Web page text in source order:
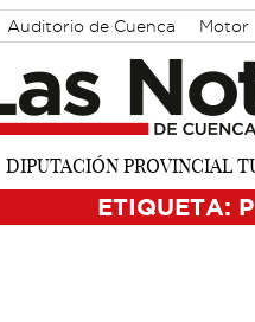
Auditorio de Cuenca Motor
ETIQUETA: